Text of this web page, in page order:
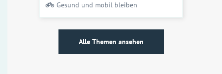
Gesund und mobil bleiben
Alle Themen ansehen